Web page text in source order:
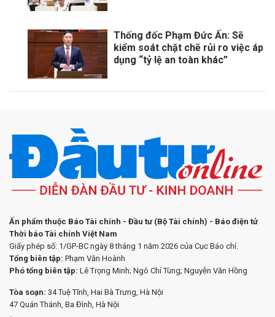
Thống đốc Phạm Đức Ấn: Sẽ
kiểm soát chặt chẽ rủi ro việc áp
dụng “tỷ lệ an toàn khác”
Ấn phẩm thuộc Báo Tài chính - Đầu tư (Bộ Tài chính) - Báo điện tử
Thời báo Tài chính Việt Nam
Giấy phép số: 1/GP-BC ngày 8 tháng 1 năm 2026 của Cục Báo chí.
Tổng biên tập: Phạm Văn Hoành
Phó tổng biên tập: Lê Trọng Minh; Ngô Chí Tùng; Nguyễn Văn Hồng
Tòa soạn: 34 Tuệ Tĩnh, Hai Bà Trưng, Hà Nội
47 Quán Thánh, Ba Đình, Hà Nội